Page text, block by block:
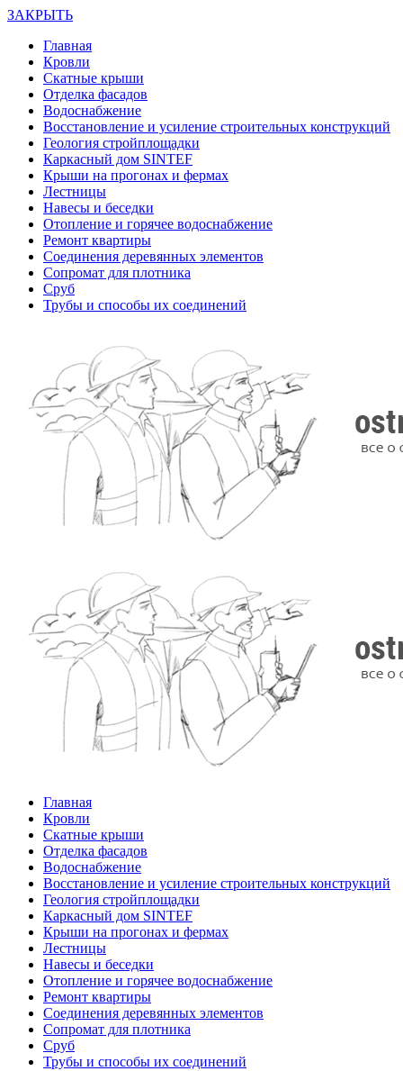
ЗАКРЫТЬ
Главная
Кровли
Скатные крыши
Отделка фасадов
Водоснабжение
Восстановление и усиление строительных конструкций
Геология стройплощадки
Каркасный дом SINTEF
Крыши на прогонах и фермах
Лестницы
Навесы и беседки
Отопление и горячее водоснабжение
Ремонт квартиры
Соединения деревянных элементов
Сопромат для плотника
Сруб
Трубы и способы их соединений
Главная
Кровли
Скатные крыши
Отделка фасадов
Водоснабжение
Восстановление и усиление строительных конструкций
Геология стройплощадки
Каркасный дом SINTEF
Крыши на прогонах и фермах
Лестницы
Навесы и беседки
Отопление и горячее водоснабжение
Ремонт квартиры
Соединения деревянных элементов
Сопромат для плотника
Сруб
Трубы и способы их соединений